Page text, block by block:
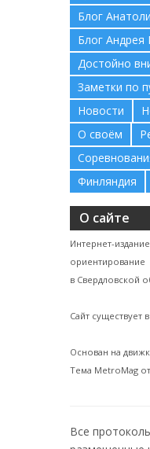
Блог
Блог
Достойно
Заметки по
Новости
О своём
Финляндия
О сайте
Интернет-
ориентирование
в Свердловской
Сайт существует
Основан на
Тема MetroMag
Все